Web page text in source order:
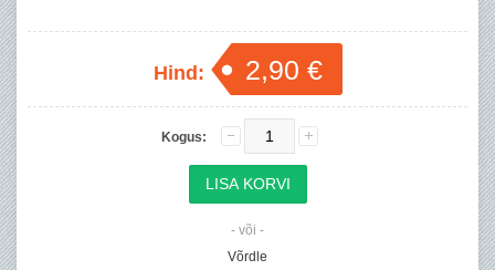
Hind: 2,90 €
Kogus:
- või -
Võrdle